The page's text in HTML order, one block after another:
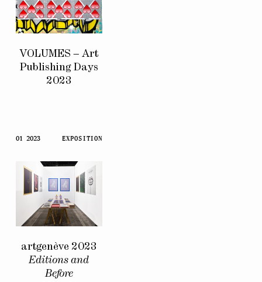
VOLUMES – Art
Publishing Days
2023
01 2023 EXPOSITION
artgenève 2023
Editions and
Before